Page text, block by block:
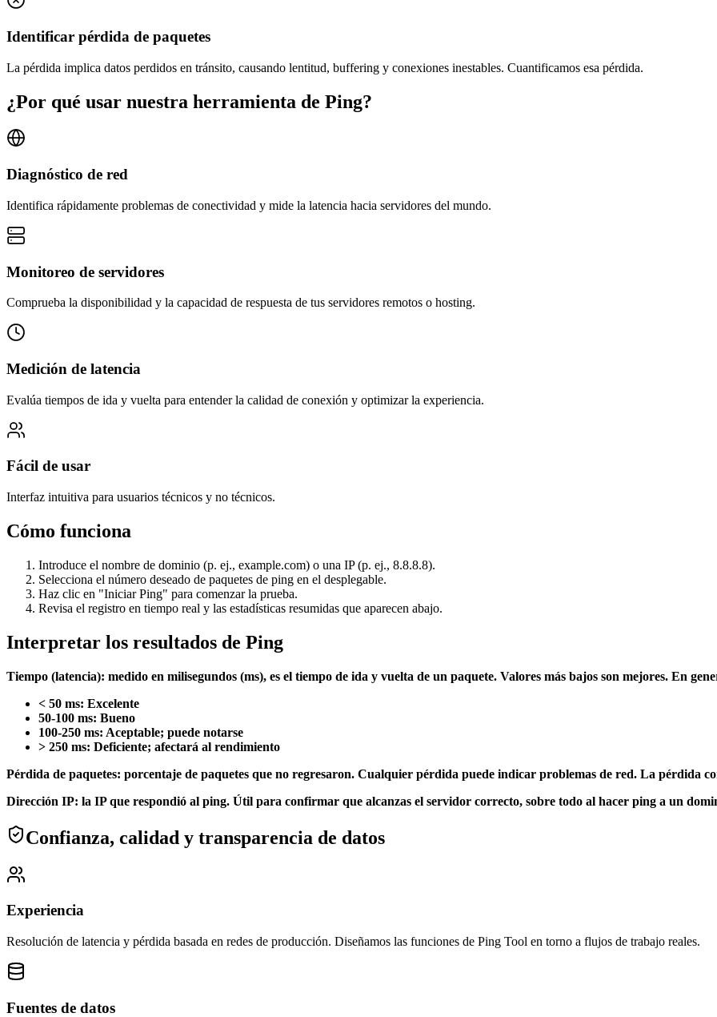
Identificar pérdida de paquetes
La pérdida implica datos perdidos en tránsito, causando lentitud, buffering y conexiones inestables. Cuantificamos esa pérdida.
¿Por qué usar nuestra herramienta de Ping?
Diagnóstico de red
Identifica rápidamente problemas de conectividad y mide la latencia hacia servidores del mundo.
Monitoreo de servidores
Comprueba la disponibilidad y la capacidad de respuesta de tus servidores remotos o hosting.
Medición de latencia
Evalúa tiempos de ida y vuelta para entender la calidad de conexión y optimizar la experiencia.
Fácil de usar
Interfaz intuitiva para usuarios técnicos y no técnicos.
Cómo funciona
Introduce el nombre de dominio (p. ej., example.com) o una IP (p. ej., 8.8.8.8).
Selecciona el número deseado de paquetes de ping en el desplegable.
Haz clic en "Iniciar Ping" para comenzar la prueba.
Revisa el registro en tiempo real y las estadísticas resumidas que aparecen abajo.
Interpretar los resultados de Ping
Tiempo (latencia): medido en milisegundos (ms), es el tiempo de ida y vuelta de un paquete. Valores más bajos son mejores. En
< 50 ms: Excelente
50-100 ms: Bueno
100-250 ms: Aceptable; puede notarse
> 250 ms: Deficiente; afectará al rendimiento
Pérdida de paquetes: porcentaje de paquetes que no regresaron. Cualquier pérdida puede indicar problemas de red. La pérdida
Dirección IP: la IP que respondió al ping. Útil para confirmar que alcanzas el servidor correcto, sobre todo al hacer ping a un
Confianza, calidad y transparencia de datos
Experiencia
Resolución de latencia y pérdida basada en redes de producción. Diseñamos las funciones de Ping Tool en torno a flujos de trabajo reales.
Fuentes de datos